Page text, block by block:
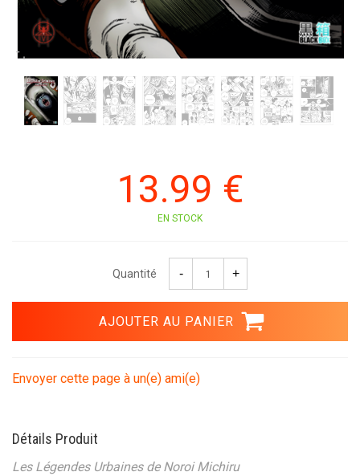
13.99 €
EN STOCK
Quantité
Envoyer cette page à un(e) ami(e)
Détails Produit
Les Légendes Urbaines de Noroi Michiru